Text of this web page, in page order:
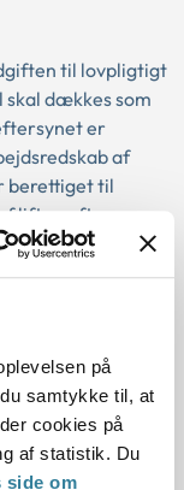
på
samtykke til, at
cookies på
af statistik. Du
side om
til lovpligtigt
dækkes som
er
af
berettiget til
liften efter
§ 10.
ikke kan
er
ydes hjælp til, for
var derfor ikke